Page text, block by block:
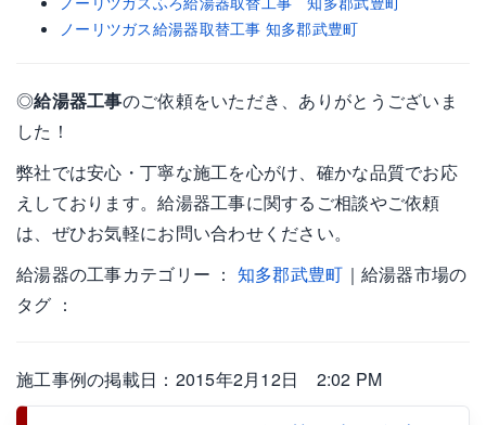
ノーリツガス給湯器取替工事 知多郡武豊町
◎給湯器工事のご依頼をいただき、ありがとうございま
した！
弊社では安心・丁寧な施工を心がけ、確かな品質でお応
えしております。給湯器工事に関するご相談やご依頼
は、ぜひお気軽にお問い合わせください。
給湯器の工事カテゴリー ： 知多郡武豊町 ｜給湯器市場の
タグ ：
施工事例の掲載日：2015年2月12日 2:02 PM